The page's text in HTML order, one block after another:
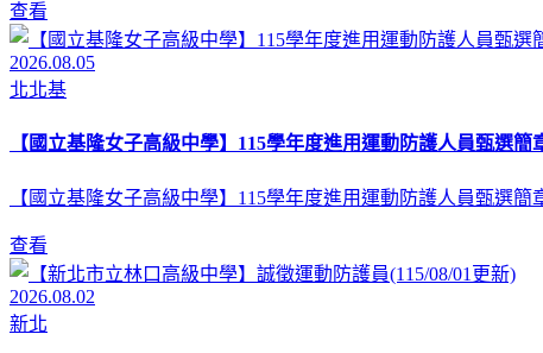
查看
2026.08.05
北北基
【國立基隆女子高級中學】115學年度進用運動防護人員甄選簡
【國立基隆女子高級中學】115學年度進用運動防護人員甄選
查看
2026.08.02
新北